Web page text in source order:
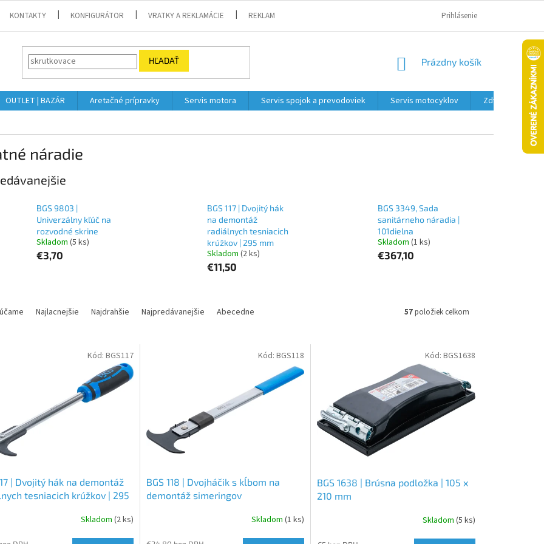
KONTAKTY KONFIGURÁTOR VRATKY A REKLAMÁCIE REKLAMAČNÝ PORIADOK A PODMIENKY OBCHODNÉ PODMIENKY
Prihlásenie
HĽADAŤ
NÁKUPNÝ
Prázdny košík
OUTLET | BAZÁR Aretačné prípravky Servis motora Servis spojok a prevodoviek Servis motocyklov Zdviháky
náradie
BGS 9803 |
Univerzálny kľúč na
rozvodné skrine
Skladom (5 ks)
€3,70
BGS 117 | Dvojitý hák
na demontáž
radiálnych tesniacich
krúžkov | 295 mm
Skladom (2 ks)
€11,50
BGS 3349, Sada
sanitárneho náradia |
101dielna
Skladom (1 ks)
€367,10
Najlacnejšie Najdrahšie Najpredávanejšie Abecedne 57položiek celkom
| Dvojitý hák na demontáž
tesniacich krúžkov | 295
Skladom (2 ks)
Kód: BGS117
BGS 118 | Dvojháčik s kĺbom na
demontáž simeringov
Skladom (1 ks)
Kód: BGS118
BGS 1638 | Brúsna podložka | 105 x
210 mm
Skladom (5 ks)
Kód: BGS1638